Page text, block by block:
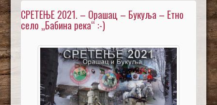
СРЕТЕЊЕ 2021. – Орашац – Букуља – Етно
село „Бабина река“ :-)